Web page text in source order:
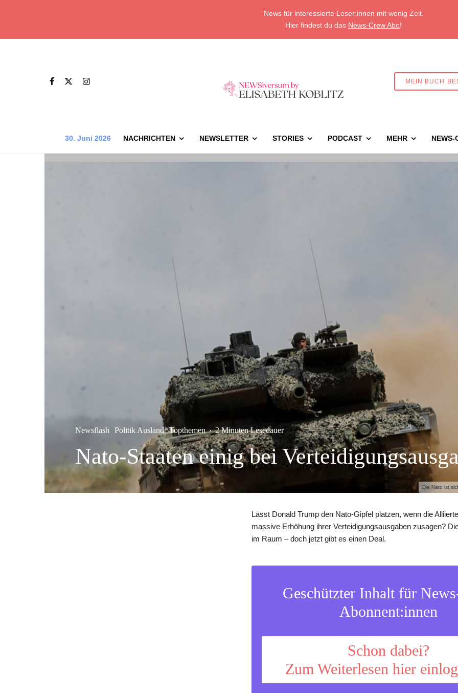
News für interessierte Leser:innen mit wenig Zeit.
Hier findest du das News-Crew Abo!
MEIN BUCH
30. Juni 2026 NACHRICHTEN NEWSLETTER STORIES PODCAST MEHR NEWS-
Die Nato ist
Newsflash Politik Ausland Topthemen · 2 Minuten Lesedauer
Nato-Staaten einig bei
Lässt Donald Trump den Nato-Gipfel platzen, wenn die
massive Erhöhung ihrer Verteidigungsausgaben zusagen?
im Raum – doch jetzt gibt es einen Deal.
Geschützter Inhalt für
Abonnent:innen
Schon dabei?
Zum Weiterlesen hier